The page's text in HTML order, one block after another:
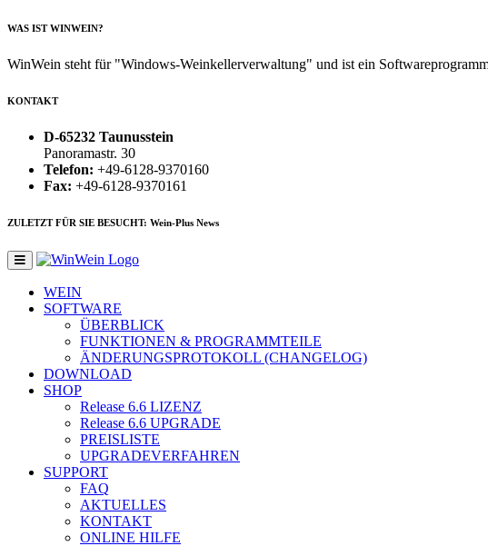
WAS IST WINWEIN?
WinWein steht für "Windows-Weinkellerverwaltung" und ist ein
KONTAKT
D-65232 Taunusstein
Panoramastr. 30
Telefon: +49-6128-9370160
Fax: +49-6128-9370161
ZULETZT FÜR SIE BESUCHT: Wein-Plus News
WEIN
SOFTWARE
ÜBERBLICK
FUNKTIONEN & PROGRAMMTEILE
ÄNDERUNGSPROTOKOLL (CHANGELOG)
DOWNLOAD
SHOP
Release 6.6 LIZENZ
Release 6.6 UPGRADE
PREISLISTE
UPGRADEVERFAHREN
SUPPORT
FAQ
AKTUELLES
KONTAKT
ONLINE HILFE